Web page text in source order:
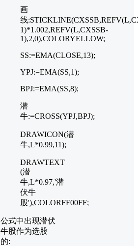
画
线
1)*1.002,REFV(L,CXSSB-
1),2,0),COLORYELLOW;
SS:=EMA(CLOSE,13);
YPJ:=EMA(SS,1);
BPJ:=EMA(SS,8);
潜
牛:=CROSS(YPJ,BPJ);
DRAWICON(潜
牛,L*0.99,11);
DRAWTEXT
(潜
牛,L*0.97,'潜
伏牛
股'),COLORFF00FF;
公式中出现潜伏
牛股作为选股
的: